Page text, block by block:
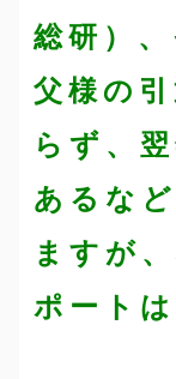
総研）
父様の
らず、
あるな
ますが
ポート